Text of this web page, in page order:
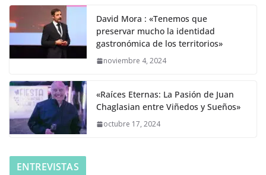
David Mora : «Tenemos que
preservar mucho la identidad
gastronómica de los territorios»
noviembre 4, 2024
«Raíces Eternas: La Pasión de Juan
Chaglasian entre Viñedos y Sueños»
octubre 17, 2024
ENTREVISTAS